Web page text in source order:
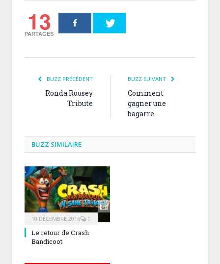
13
PARTAGES
BUZZ PRÉCÉDENT
Ronda Rousey
Tribute
BUZZ SUIVANT
Comment
gagner une
bagarre
BUZZ SIMILAIRE
10 DÉCEMBRE 2016 0
Le retour de Crash
Bandicoot